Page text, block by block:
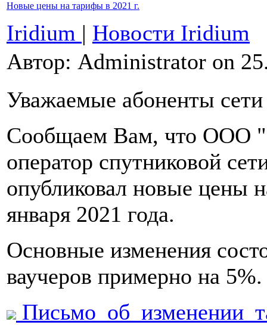
Новые цены на тарифы в 2021 г.
Iridium | Новости Iridium
Автор: Administrator on
Уважаемые абоненты
Сообщаем Вам, что ООО
оператор спутниковой
опубликовал новые цены
января 2021 года.
Основные изменения
ваучеров примерно на 5%.